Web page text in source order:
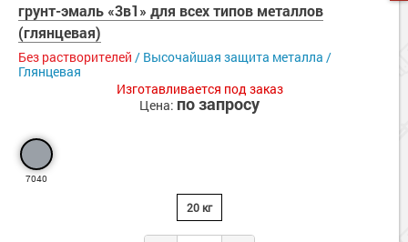
грунт-эмаль «3в1» для всех типов металлов
(глянцевая)
Без растворителей / Высочайшая защита металла /
Глянцевая
Изготавливается под заказ
Цена: по запросу
7040
20 кг